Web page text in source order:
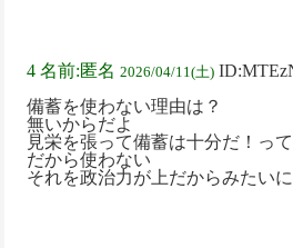
4 名前:匿名 2026/04/11(土)
備蓄を使わない理由は？
無いからだよ
見栄を張って備蓄は十分だ！っ
だから使わない
それを政治力が上だからみたい